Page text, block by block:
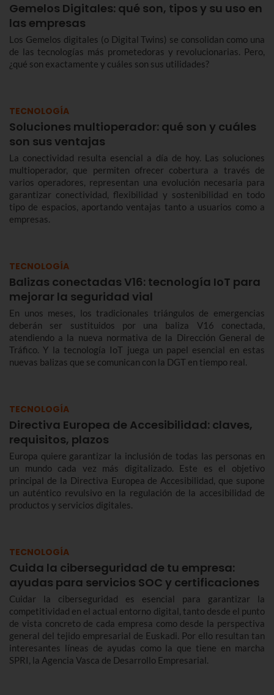
Gemelos Digitales: qué son, tipos y su uso en
las empresas
Los Gemelos digitales (o Digital Twins) se consolidan como una
de las tecnologías más prometedoras y revolucionarias. Pero,
¿qué son exactamente y cuáles son sus utilidades?
TECNOLOGÍA
Soluciones multioperador: qué son y cuáles
son sus ventajas
La conectividad resulta esencial a día de hoy. Las soluciones
multioperador, que permiten ofrecer cobertura a través de
varios operadores, representan una evolución necesaria para
garantizar conectividad, flexibilidad y sostenibilidad en todo
tipo de espacios, aportando ventajas tanto a usuarios como a
empresas.
TECNOLOGÍA
Balizas conectadas V16: tecnología IoT para
mejorar la seguridad vial
En unos meses, los tradicionales triángulos de emergencias
deberán ser sustituidos por una baliza V16 conectada,
atendiendo a la nueva normativa de la Dirección General de
Tráfico. Y la tecnología IoT juega un papel esencial en estas
nuevas balizas que se comunican con la DGT en tiempo real.
TECNOLOGÍA
Directiva Europea de Accesibilidad: claves,
requisitos, plazos
Europa quiere garantizar la inclusión de todas las personas en
un mundo cada vez más digitalizado. Este es el objetivo
principal de la Directiva Europea de Accesibilidad, que supone
un auténtico revulsivo en la regulación de la accesibilidad de
productos y servicios digitales.
TECNOLOGÍA
Cuida la ciberseguridad de tu empresa:
ayudas para servicios SOC y certificaciones
Cuidar la ciberseguridad es esencial para garantizar la
competitividad en el actual entorno digital, tanto desde el punto
de vista concreto de cada empresa como desde la perspectiva
general del tejido empresarial de Euskadi. Por ello resultan tan
interesantes líneas de ayudas como la que tiene en marcha
SPRI, la Agencia Vasca de Desarrollo Empresarial.